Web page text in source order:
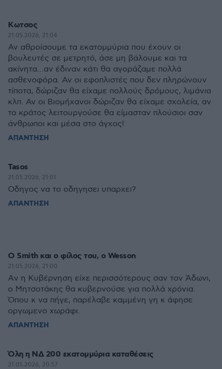
Κωτσος
21.05.2026, 21:04
Αν αθροίσουμε τα εκατομμύρια που έχουν οι
βουλευτές σε μετρητό, άσε μη βάλουμε και τα
ακίνητα…αν έδιναν κάτι θα αγοράζαμε πολλά
ασθενοφόρα. Αν οι εφοπλιστές που δεν πληρώνουν
τίποτα, δώριζαν θα είχαμε πολλούς δρόμους, λιμάνια
κλπ. Αν οι Βιομήχανοι δώριζαν θα είχαμε σχολεία, αν
το κράτος λειτουργούσε θα είμασταν πλούσιοι σαν
άνθρωποι και μέσα στο άγχος!
ΑΠΑΝΤΗΣΗ
Tasos
21.05.2026, 21:01
Οδηγος να το οδηγησει υπαρχει?
ΑΠΑΝΤΗΣΗ
Ο Smith και ο φίλος του, ο Wesson
21.05.2026, 21:00
Aν η Κυβέρνηση είχε περισσότερους σαν τον Άδωνι,
ο Μητσοτάκης θα κυβερνούσε για πολλά χρόνια.
Όπου κ να πήγε, παρέλαβε καμμένη γη κ άφησε
οργωμενο χωράφι.
ΑΠΑΝΤΗΣΗ
Όλη η ΝΔ 200 εκατομμύρια καταθέσεις
21.05.2026, 20:57